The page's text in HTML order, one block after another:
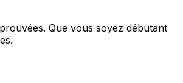
Que vous soyez débutant